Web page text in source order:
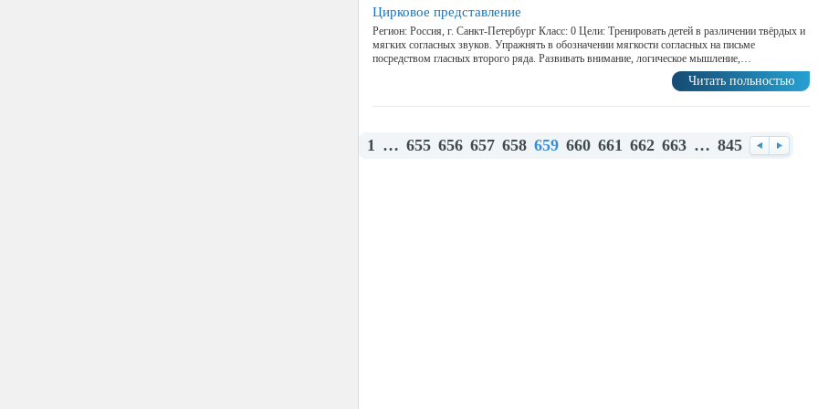
Цирковое представление
Регион: Россия, г. Санкт-Петербург Класс: 0 Цели: Тренировать детей в различении твёрдых и
мягких согласных звуков. Упражнять в обозначении мягкости согласных на письме
посредством гласных второго ряда. Развивать внимание, логическое мышление,…
Читать польностью
1 … 655 656 657 658 659 660 661 662 663 … 845